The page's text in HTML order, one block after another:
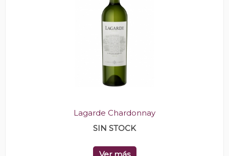
Lagarde Chardonnay
SIN STOCK